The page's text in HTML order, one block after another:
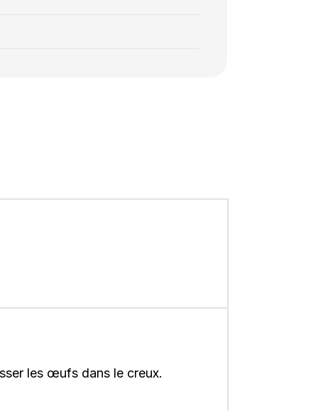
les œufs dans le creux.